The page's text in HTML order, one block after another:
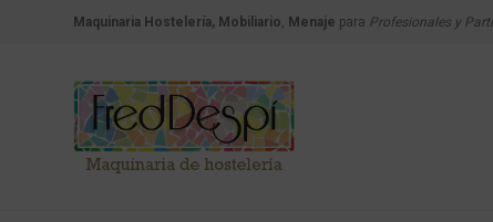
Maquinaria Hostelería, Mobiliario, Menaje para Profesionales y